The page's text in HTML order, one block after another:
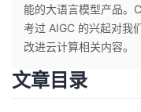
人
主
页
我
的
开
能的大语言模型产品。
考过 AIGC 的兴起对我
改进云计算相关内容。
文章目录